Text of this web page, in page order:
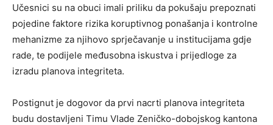
Učesnici su na obuci imali priliku da pokušaju prepoznati
pojedine faktore rizika koruptivnog ponašanja i kontrolne
mehanizme za njihovo sprječavanje u institucijama gdje
rade, te podijele međusobna iskustva i prijedloge za
izradu planova integriteta.
Postignut je dogovor da prvi nacrti planova integriteta
budu dostavljeni Timu Vlade Zeničko-dobojskog kantona